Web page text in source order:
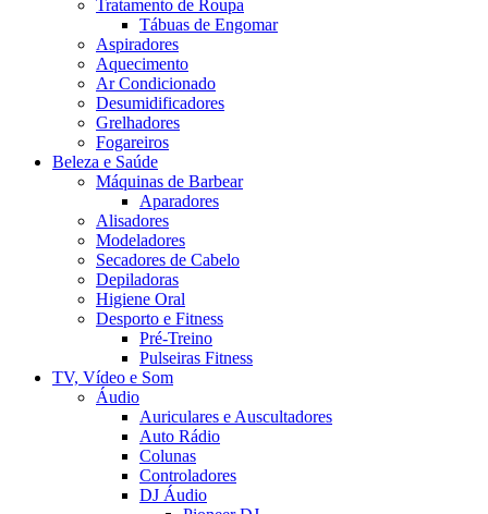
Tratamento de Roupa
Tábuas de Engomar
Aspiradores
Aquecimento
Ar Condicionado
Desumidificadores
Grelhadores
Fogareiros
Beleza e Saúde
Máquinas de Barbear
Aparadores
Alisadores
Modeladores
Secadores de Cabelo
Depiladoras
Higiene Oral
Desporto e Fitness
Pré-Treino
Pulseiras Fitness
TV, Vídeo e Som
Áudio
Auriculares e Auscultadores
Auto Rádio
Colunas
Controladores
DJ Áudio